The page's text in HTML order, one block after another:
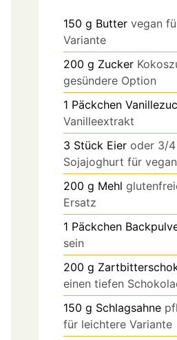
150 g Butter vegan
Variante
200 g Zucker
gesündere Option
1 Päckchen
Vanilleextrakt
3 Stück Eier oder 3/4
Sojajoghurt für vegan
200 g Mehl
Ersatz
1 Päckchen
sein
200 g
einen tiefen
150 g Schlagsahne
für leichtere Variante